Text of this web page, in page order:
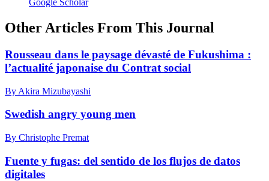
Google Scholar
Other Articles From This Journal
Rousseau dans le paysage dévasté de Fukushima :
l’actualité japonaise du Contrat social
By Akira Mizubayashi
Swedish angry young men
By Christophe Premat
Fuente y fugas: del sentido de los flujos de datos
digitales